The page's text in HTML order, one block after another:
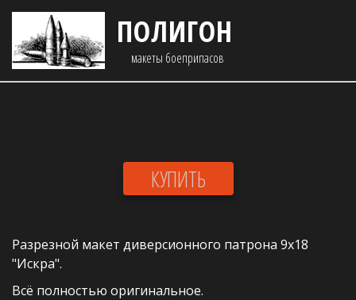
ПОЛИГОН
макеты боеприпасов
КУПИТЬ
Разрезной макет диверсионного патрона 9х18
"Искра".
Всё полностью оригинальное.